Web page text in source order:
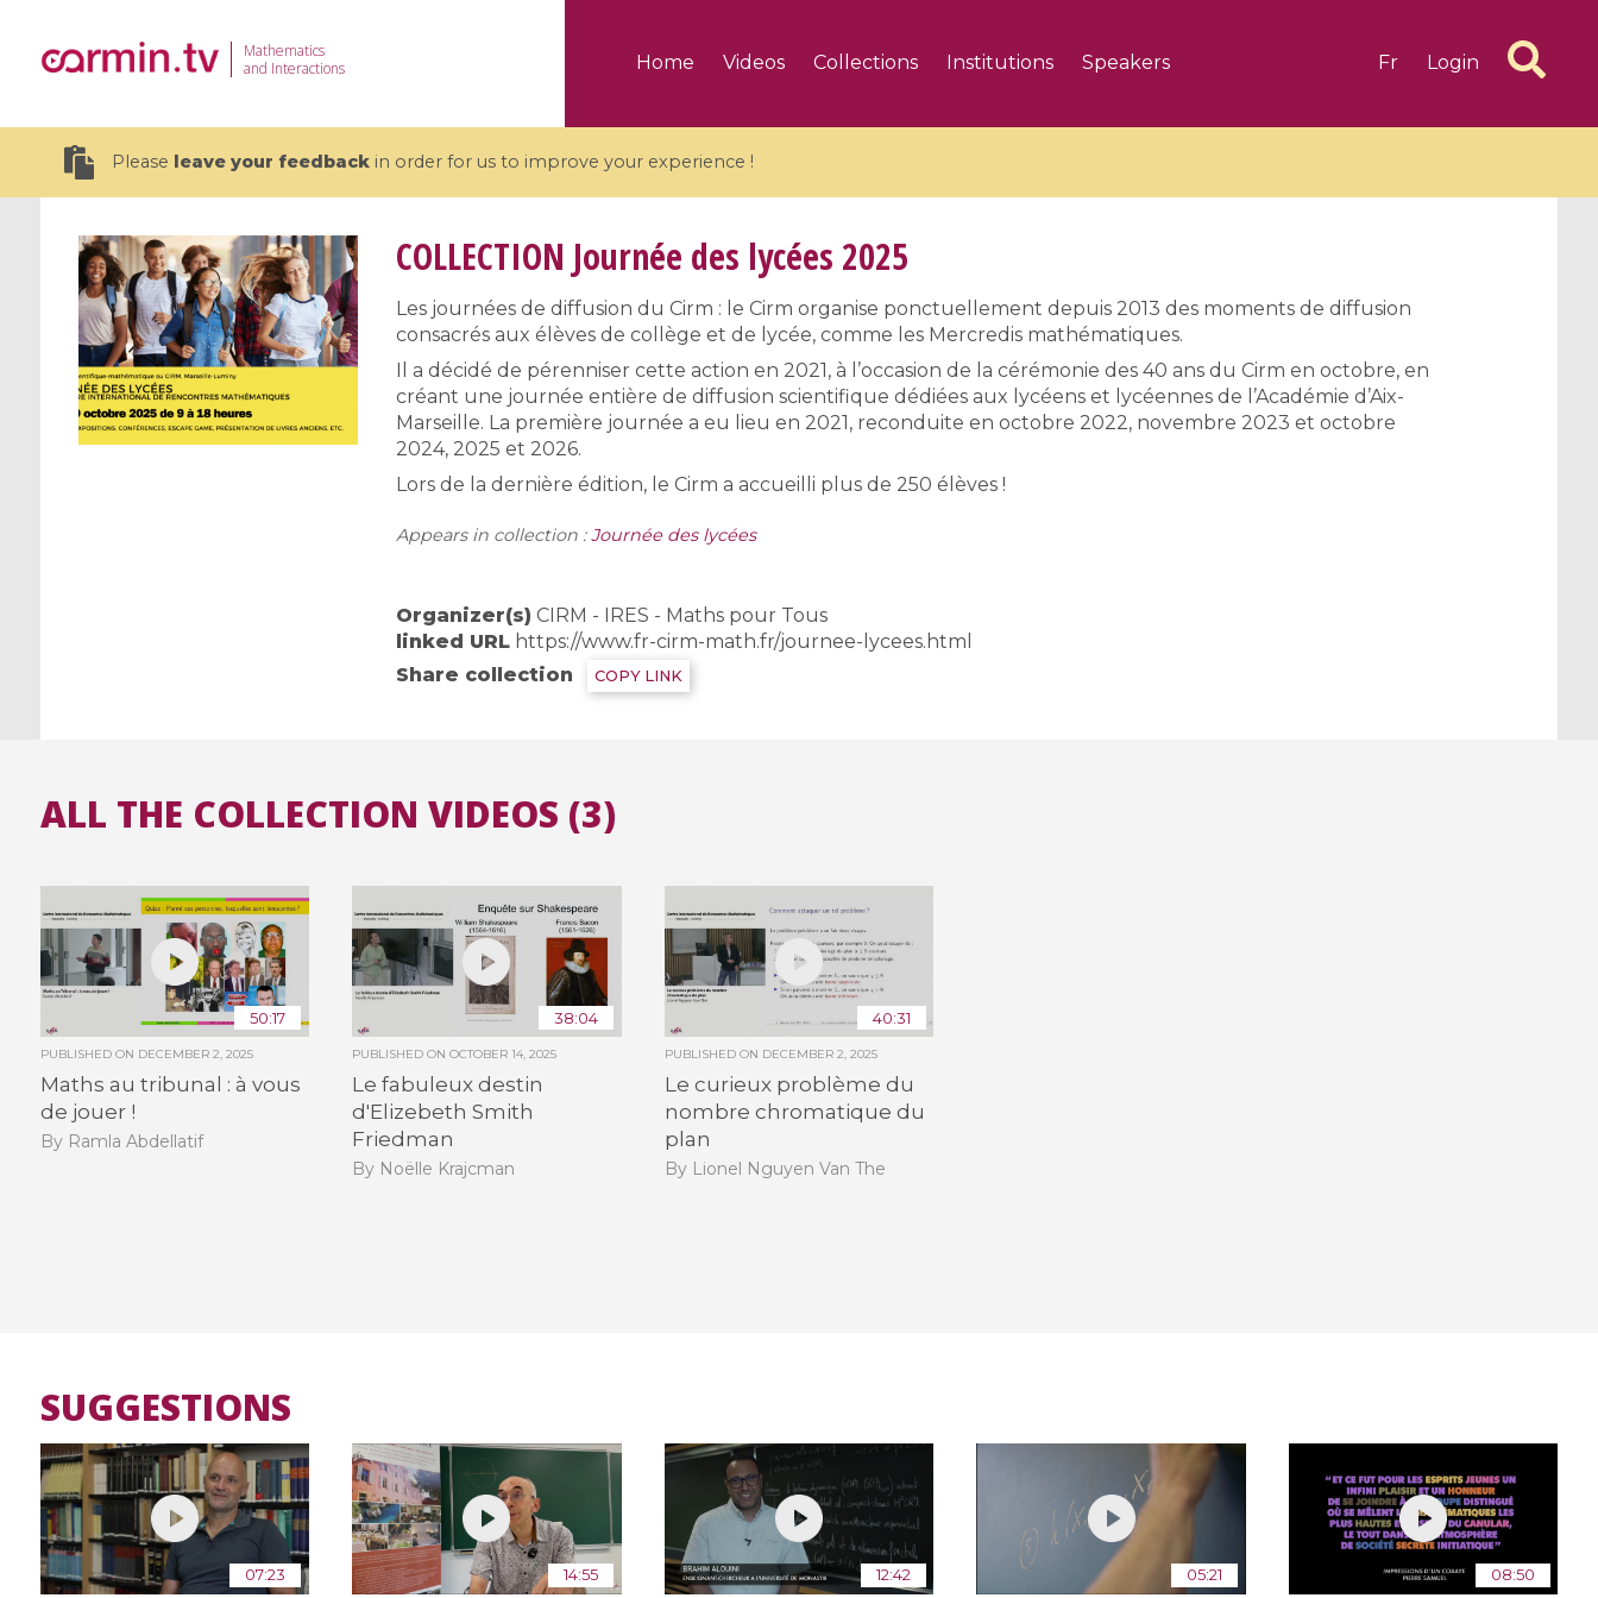
Mathematics
and Interactions
Home Videos Collections Institutions Speakers Fr Login
Please leave your feedbackin order for us to improve your experience !
19 videos
CEMRACS 2026 : Modeling and AI
for Environmental Transition /
Centre d'Eté Mathématique de
5 videos
Coulomb branches and affine
quantum groups / Branches de
Coulomb et groupes quantiques
affines
6 videos
Algebraic geometry and complex
geometry / Géométrie algébrique
et géométrie complexe
CIMPA-CIRM Fellowships «
Research in Residence »
All the collections
All the institutions
COLLECTION Journée des lycées 2025
Les journées de diffusion du Cirm : le Cirm organise ponctuellement depuis 2013 des moments de diffusion
consacrés aux élèves de collège et de lycée, comme les Mercredis mathématiques.
Il a décidé de pérenniser cette action en 2021, à l’occasion de la cérémonie des 40 ans du Cirm en octobre, en
créant une journée entière de diffusion scientifique dédiées aux lycéens et lycéennes de l’Académie d’Aix-
Marseille. La première journée a eu lieu en 2021, reconduite en octobre 2022, novembre 2023 et octobre
2024, 2025 et 2026.
Lors de la dernière édition, le Cirm a accueilli plus de 250 élèves !
Appears in collection :Journée des lycées
Organizer(s) CIRM - IRES - Maths pour Tous
linked URL https://www.fr-cirm-math.fr/journee-lycees.html
Share collection
COPY LINK
ALL THE COLLECTION VIDEOS (3)
50:17
PUBLISHED ON DECEMBER 2, 2025
Maths au tribunal : à vous
de jouer !
By Ramla Abdellatif
38:04
PUBLISHED ONOCTOBER 14, 2025
Le fabuleux destin
d'Elizebeth Smith
Friedman
By Noëlle Krajcman
40:31
PUBLISHED ON DECEMBER 2, 2025
Le curieux problème du
nombre chromatique du
plan
By Lionel Nguyen Van The
SUGGESTIONS
07:23 14:55 12:42 05:21 08:50